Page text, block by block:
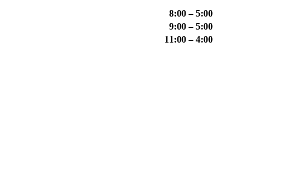
8:00 – 5:00
9:00 – 5:00
11:00 – 4:00